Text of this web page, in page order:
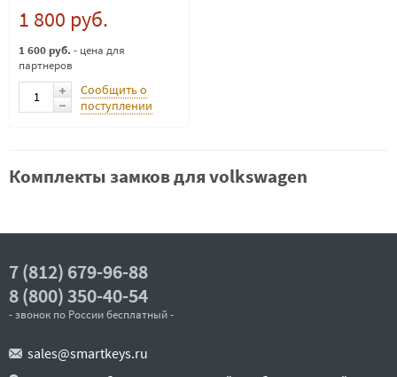
1 800 руб.
1 600 руб. - цена для
партнеров
Сообщить о
поступлении
Комплекты замков для volkswagen
7 (812) 679-96-88
8 (800) 350-40-54
- звонок по России бесплатный -
sales@smartkeys.ru